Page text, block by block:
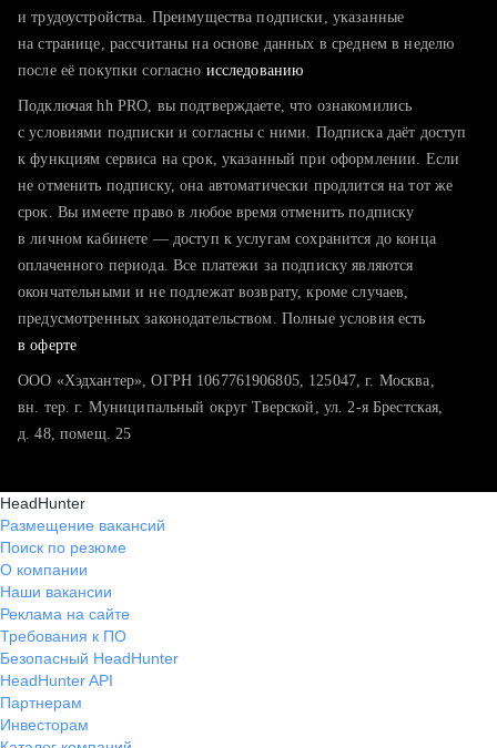
тратите много времени на поиск и вручную поднимаете
хотите сравнить себя с конкурентами и оценить шансы
и трудоустройства. Преимущества подписки, указанные
на странице, рассчитаны на основе данных в среднем в неделю
после её покупки согласно исследованию
Подключая hh PRO, вы подтверждаете, что ознакомились
с условиями подписки и согласны с ними. Подписка даёт доступ
к функциям сервиса на срок, указанный при оформлении. Если
не отменить подписку, она автоматически продлится на тот же
срок. Вы имеете право в любое время отменить подписку
в личном кабинете — доступ к услугам сохранится до конца
оплаченного периода. Все платежи за подписку являются
окончательными и не подлежат возврату, кроме случаев,
предусмотренных законодательством. Полные условия есть
в оферте
ООО «Хэдхантер», ОГРН 1067761906805, 125047, г. Москва,
вн. тер. г. Муниципальный округ Тверской, ул. 2-я Брестская,
д. 48, помещ. 25
HeadHunter
Размещение вакансий
Поиск по резюме
О компании
Наши вакансии
Реклама на сайте
Требования к ПО
Безопасный HeadHunter
HeadHunter API
Партнерам
Инвесторам